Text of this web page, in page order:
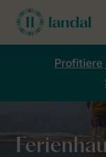
Profitiere
Home